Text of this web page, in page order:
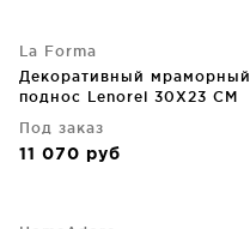
La Forma
Декоративный мраморный
поднос Lenorel 30X23 CM
Под заказ
11 070 руб